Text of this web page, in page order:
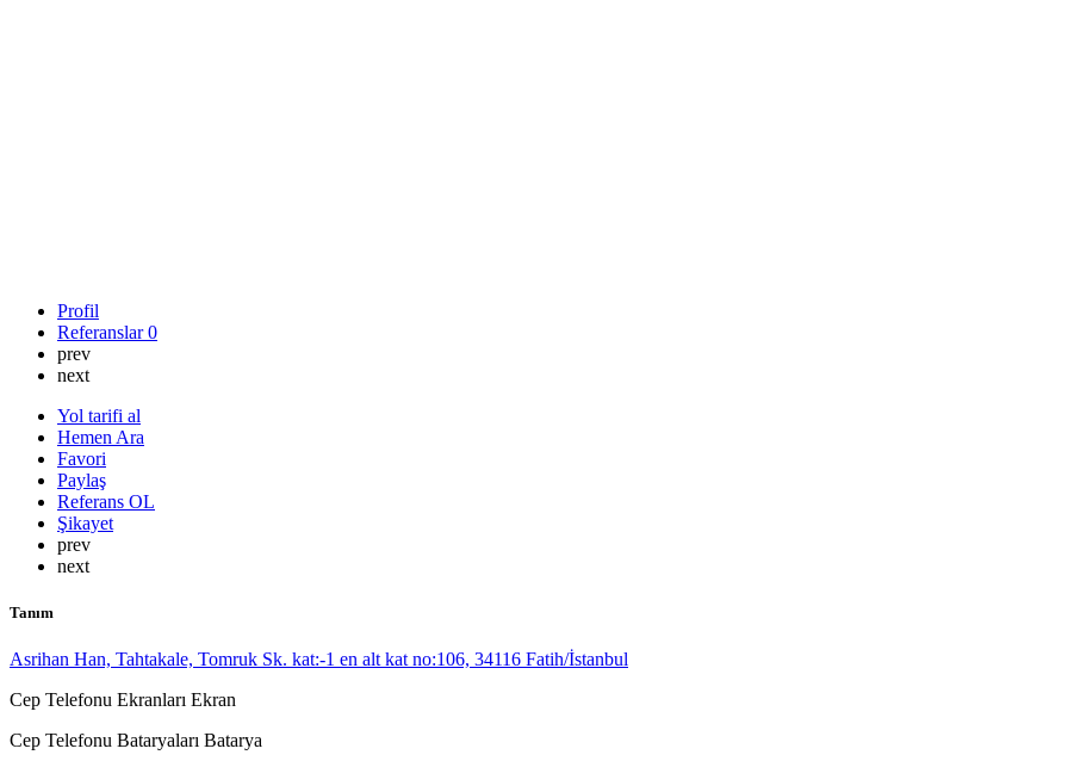
Profil
Referanslar0
prev
next
Yol tarifi al
Hemen Ara
Favori
Paylaş
Referans OL
Şikayet
prev
next
Tanım
Asrihan Han, Tahtakale, Tomruk Sk. kat:-1 en alt kat no:106, 34116 Fatih/İstanbul
Cep Telefonu Ekranları Ekran
Cep Telefonu Bataryaları Batarya